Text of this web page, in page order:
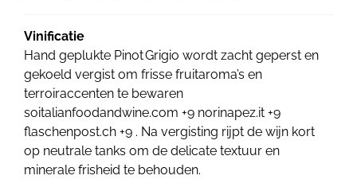
Vinificatie
Hand geplukte Pinot Grigio wordt zacht geperst en
gekoeld vergist om frisse fruitaroma’s en
terroiraccenten te bewaren
soitalianfoodandwine.com +9 norinapez.it +9
flaschenpost.ch +9 . Na vergisting rijpt de wijn kort
op neutrale tanks om de delicate textuur en
minerale frisheid te behouden.